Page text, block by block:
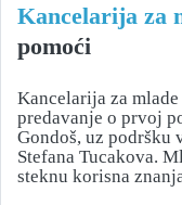
Kancelarija za
pomoći
Kancelarija za
predavanje o prvoj
Gondoš, uz podršku
Stefana Tucakova.
steknu korisna